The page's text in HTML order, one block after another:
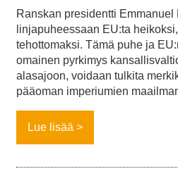
Ranskan presidentti Emmanuel
linjapuheessaan EU:ta
tehottomaksi. Tämä puhe ja
omainen pyrkimys
alasajoon, voidaan tulkita
pääoman imperiumien
Lue lisää